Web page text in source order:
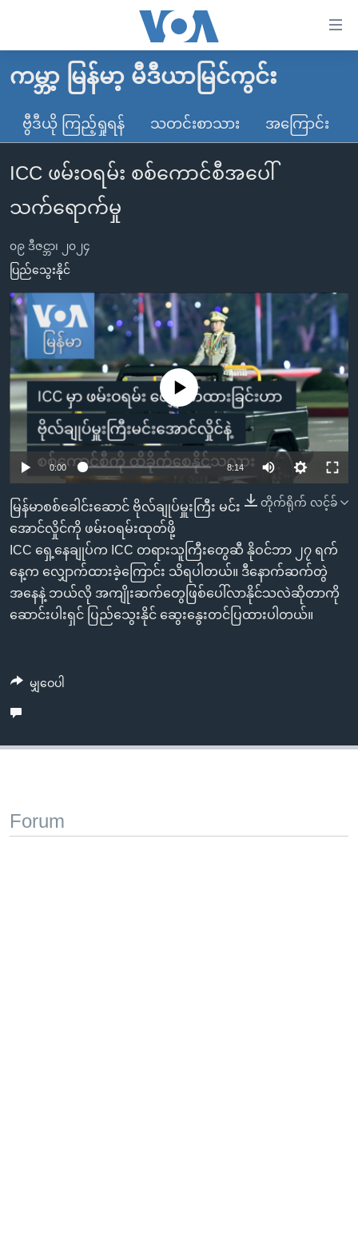
လွယ်ကူ
သည့်
များ
ပင်မ
သို့
ကျော်
ကြည့်
ရန်
ပင်မ
ညွန်း
စာမျက်နှာ
ကျော်
ကြည့်
ရှာဖွေ
ရန်
နေရာ
သို့
ကျော်
ရန်
မူလစာမျက်နှာ
မြန်မာ
ကမ္ဘာ့သတင်းများ
နိုင်ငံတကာ
အမေရိကန်
အစ္စရေး-ပါလက်စတိုင်း
ဗွီဒီယို
သတင်းလွတ်လပ်ခွင့်
ရပ်ဝန်းတခု လမ်းတခု အလွန်
အင်္ဂလိပ်စာလေ့လာမယ်
မကြေးမုံရဲ့ အင်္ဂလိပ်စာ
ရုပ်ရှင်ထဲက အင်္ဂလိပ်စာ
သုတပဒေသာ အင်္ဂလိပ်စာ
ရေဒီယို
ရေဒီယိုနှင့်ရုပ်သံ အချက်အလက်များ
ရေဒီယို/တီဗွီအစီအစဉ်
Learning English
ဗွီအိုအေ လူမှုကွန်ယက်များ
ဘာသာစကားများ
ကမ္ဘာ့ မြန်မာ့ မီဒီယာမြင်ကွင်း
ဗွီဒီယို ကြည့်ရှုရန် သတင်းစာသား အကြောင်း
ICC ဖမ်းဝရမ်း စစ်ကောင်စီအပေါ်
သက်ရောက်မှု
၀၉ ဒီဇင္ဘာ၊ ၂၀၂၄
ပြည်သွေးနိုင်
No media source currently available
0:00 8:14
တိုက်ရိုက် လင့်ခ်
မြန်မာစစ်ခေါင်းဆောင် ဗိုလ်ချုပ်မှူးကြီး မင်း
အောင်လှိုင်ကို ဖမ်းဝရမ်းထုတ်ဖို့
ICC ရှေ့နေချုပ်က ICC တရားသူကြီးတွေဆီ နိုဝင်ဘာ ၂၇ ရက်
နေ့က လျှောက်ထားခဲ့ကြောင်း သိရပါတယ်။ ဒီနောက်ဆက်တွဲ
အနေနဲ့ ဘယ်လို အကျိုးဆက်တွေဖြစ်ပေါ်လာနိုင်သလဲဆိုတာကို
ဆောင်းပါးရှင် ပြည်သွေးနိုင် ဆွေးနွေးတင်ပြထားပါတယ်။
မျှဝေပါ
Forum